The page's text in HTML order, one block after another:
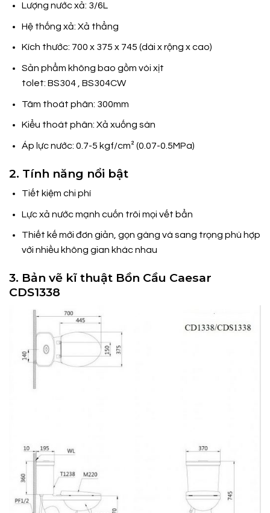
Lượng nước xả: 3/6L
Hệ thống xả: Xả thẳng
Kích thước: 700 x 375 x 745 (dài x rộng x cao)
Sản phẩm không bao gồm vòi xịt
tolet: BS304 , BS304CW
Tâm thoát phân: 300mm
Kiểu thoát phân: Xả xuống sàn
Áp lực nước: 0.7-5 kgf/cm² (0.07-0.5MPa)
2. Tính năng nổi bật
Tiết kiệm chi phí
Lực xả nước mạnh cuốn trôi mọi vết bẩn
Thiết kế mới đơn giản, gọn gàng và sang trọng phù hợp
với nhiều không gian khác nhau
3. Bản vẽ kĩ thuật Bồn Cầu Caesar
CDS1338